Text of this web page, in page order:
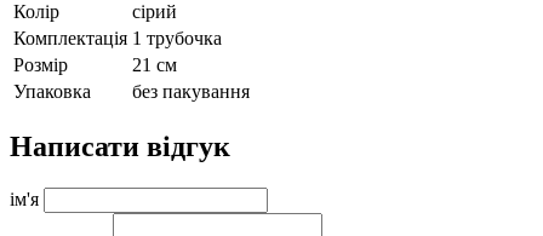
Колір
сірий
Комплектація 1 трубочка
Розмір
21 см
Упаковка
без пакування
Написати відгук
ім'я